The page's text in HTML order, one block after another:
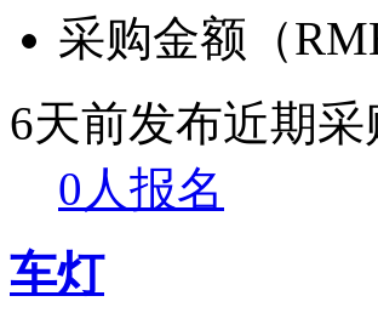
采购金额（
6天前发布近期采
0人报名
车灯